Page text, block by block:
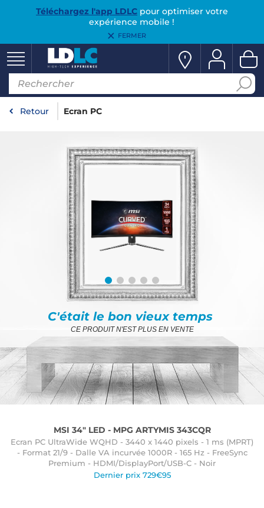
Téléchargez l'app LDLCpour optimiser votre
expérience mobile !
FERMER
Retour Ecran PC
C'était le bon vieux temps
CE PRODUIT N'EST PLUS EN VENTE
MSI 34" LED - MPG ARTYMIS 343CQR
Ecran PC UltraWide WQHD - 3440 x 1440 pixels - 1 ms (MPRT)
- Format 21/9 - Dalle VA incurvée 1000R - 165 Hz - FreeSync
Premium - HDMI/DisplayPort/USB-C - Noir
Dernier prix 729€95